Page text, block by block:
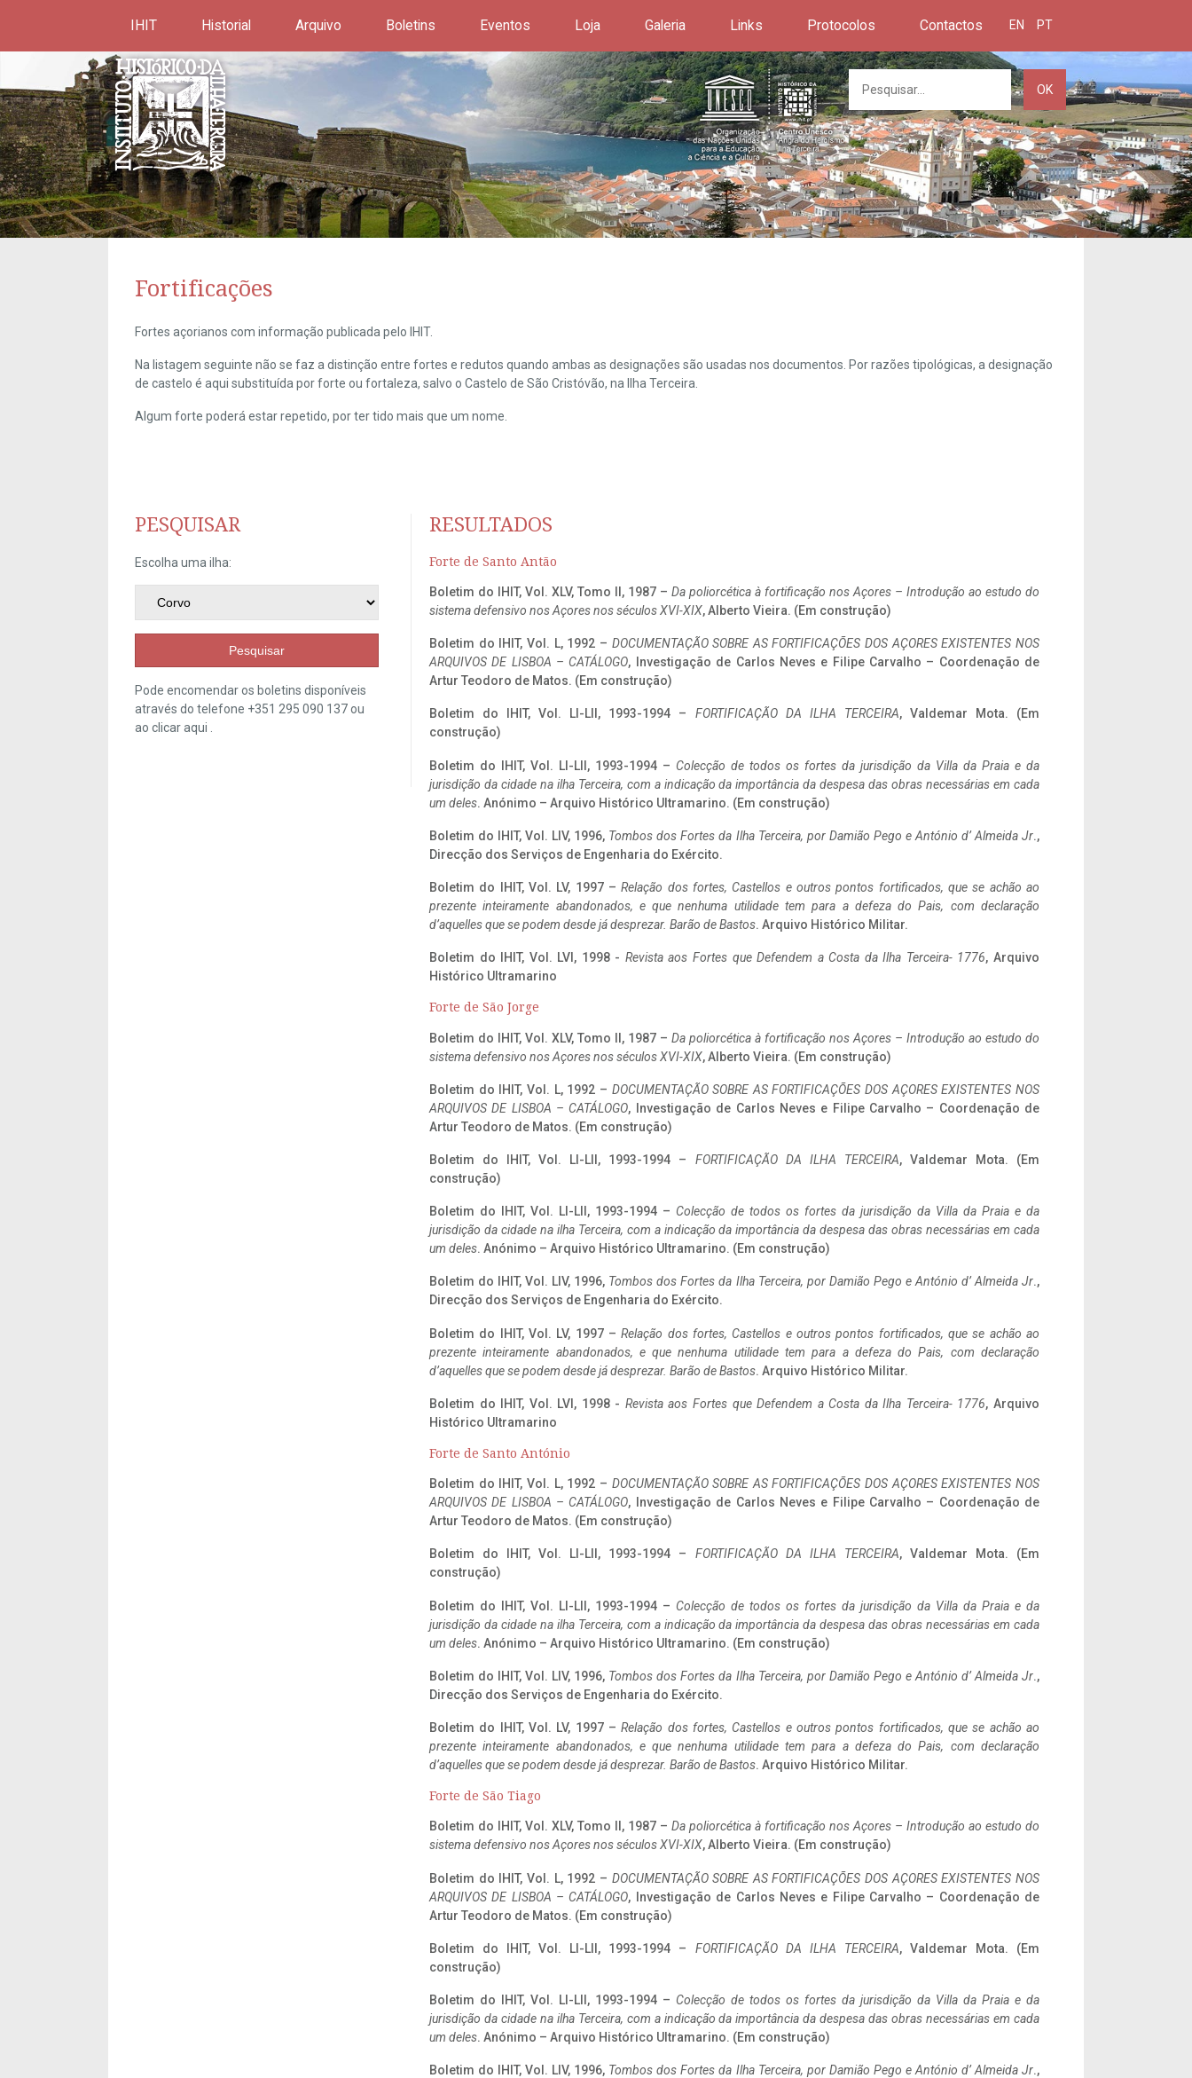
IHIT Historial Arquivo Boletins Eventos Loja Galeria Links Protocolos Contactos EN PT
OK
Fortificações
Fortes açorianos com informação publicada pelo IHIT.
Na listagem seguinte não se faz a distinção entre fortes e redutos quando ambas as designações são usadas nos documentos. Por razões tipológicas, a designação
de castelo é aqui substituída por forte ou fortaleza, salvo o Castelo de São Cristóvão, na Ilha Terceira.
Algum forte poderá estar repetido, por ter tido mais que um nome.
PESQUISAR
Escolha uma ilha:
Pesquisar
Pode encomendar os boletins disponíveis
através do telefone +351 295 090 137 ou
ao clicaraqui
RESULTADOS
Forte de Santo Antão
Boletim do IHIT, Vol. XLV, Tomo II, 1987 – Da poliorcética à fortificação nos Açores – Introdução ao estudo do
sistema defensivo nos Açores nos séculos XVI-XIX, Alberto Vieira. (Em construção)
Boletim do IHIT, Vol. L, 1992 – DOCUMENTAÇÃO SOBRE AS FORTIFICAÇÕES DOS AÇORES EXISTENTES NOS
ARQUIVOS DE LISBOA – CATÁLOGO, Investigação de Carlos Neves e Filipe Carvalho – Coordenação de
Artur Teodoro de Matos. (Em construção)
Boletim do IHIT, Vol. LI-LII, 1993-1994 – FORTIFICAÇÃO DA ILHA TERCEIRA, Valdemar Mota. (Em
construção)
Boletim do IHIT, Vol. LI-LII, 1993-1994 – Colecção de todos os fortes da jurisdição da Villa da Praia e da
jurisdição da cidade na ilha Terceira, com a indicação da importância da despesa das obras necessárias em cada
um deles. Anónimo – Arquivo Histórico Ultramarino. (Em construção)
Boletim do IHIT, Vol. LIV, 1996, Tombos dos Fortes da Ilha Terceira, por Damião Pego e António d’ Almeida Jr.,
Direcção dos Serviços de Engenharia do Exército.
Boletim do IHIT, Vol. LV, 1997 –Relação dos fortes, Castellos e outros pontos fortificados, que se achão ao
prezente inteiramente abandonados, e que nenhuma utilidade tem para a defeza do Pais, com declaração
d’aquelles que se podem desde já desprezar. Barão de Bastos. Arquivo Histórico Militar.
Boletim do IHIT, Vol. LVI, 1998 - Revista aos Fortes que Defendem a Costa da Ilha Terceira- 1776, Arquivo
Histórico Ultramarino
Forte de São Jorge
Boletim do IHIT, Vol. XLV, Tomo II, 1987 – Da poliorcética à fortificação nos Açores – Introdução ao estudo do
sistema defensivo nos Açores nos séculos XVI-XIX, Alberto Vieira. (Em construção)
Boletim do IHIT, Vol. L, 1992 – DOCUMENTAÇÃO SOBRE AS FORTIFICAÇÕES DOS AÇORES EXISTENTES NOS
ARQUIVOS DE LISBOA – CATÁLOGO, Investigação de Carlos Neves e Filipe Carvalho – Coordenação de
Artur Teodoro de Matos. (Em construção)
Boletim do IHIT, Vol. LI-LII, 1993-1994 – FORTIFICAÇÃO DA ILHA TERCEIRA, Valdemar Mota. (Em
construção)
Boletim do IHIT, Vol. LI-LII, 1993-1994 – Colecção de todos os fortes da jurisdição da Villa da Praia e da
jurisdição da cidade na ilha Terceira, com a indicação da importância da despesa das obras necessárias em cada
um deles. Anónimo – Arquivo Histórico Ultramarino. (Em construção)
Boletim do IHIT, Vol. LIV, 1996, Tombos dos Fortes da Ilha Terceira, por Damião Pego e António d’ Almeida Jr.,
Direcção dos Serviços de Engenharia do Exército.
Boletim do IHIT, Vol. LV, 1997 –Relação dos fortes, Castellos e outros pontos fortificados, que se achão ao
prezente inteiramente abandonados, e que nenhuma utilidade tem para a defeza do Pais, com declaração
d’aquelles que se podem desde já desprezar. Barão de Bastos. Arquivo Histórico Militar.
Boletim do IHIT, Vol. LVI, 1998 - Revista aos Fortes que Defendem a Costa da Ilha Terceira- 1776, Arquivo
Histórico Ultramarino
Forte de Santo António
Boletim do IHIT, Vol. L, 1992 – DOCUMENTAÇÃO SOBRE AS FORTIFICAÇÕES DOS AÇORES EXISTENTES NOS
ARQUIVOS DE LISBOA – CATÁLOGO, Investigação de Carlos Neves e Filipe Carvalho – Coordenação de
Artur Teodoro de Matos. (Em construção)
Boletim do IHIT, Vol. LI-LII, 1993-1994 – FORTIFICAÇÃO DA ILHA TERCEIRA, Valdemar Mota. (Em
construção)
Boletim do IHIT, Vol. LI-LII, 1993-1994 – Colecção de todos os fortes da jurisdição da Villa da Praia e da
jurisdição da cidade na ilha Terceira, com a indicação da importância da despesa das obras necessárias em cada
um deles. Anónimo – Arquivo Histórico Ultramarino. (Em construção)
Boletim do IHIT, Vol. LIV, 1996, Tombos dos Fortes da Ilha Terceira, por Damião Pego e António d’ Almeida Jr.,
Direcção dos Serviços de Engenharia do Exército.
Boletim do IHIT, Vol. LV, 1997 –Relação dos fortes, Castellos e outros pontos fortificados, que se achão ao
prezente inteiramente abandonados, e que nenhuma utilidade tem para a defeza do Pais, com declaração
d’aquelles que se podem desde já desprezar. Barão de Bastos. Arquivo Histórico Militar.
Forte de São Tiago
Boletim do IHIT, Vol. XLV, Tomo II, 1987 – Da poliorcética à fortificação nos Açores – Introdução ao estudo do
sistema defensivo nos Açores nos séculos XVI-XIX, Alberto Vieira. (Em construção)
Boletim do IHIT, Vol. L, 1992 – DOCUMENTAÇÃO SOBRE AS FORTIFICAÇÕES DOS AÇORES EXISTENTES NOS
ARQUIVOS DE LISBOA – CATÁLOGO, Investigação de Carlos Neves e Filipe Carvalho – Coordenação de
Artur Teodoro de Matos. (Em construção)
Boletim do IHIT, Vol. LI-LII, 1993-1994 – FORTIFICAÇÃO DA ILHA TERCEIRA, Valdemar Mota. (Em
construção)
Boletim do IHIT, Vol. LI-LII, 1993-1994 – Colecção de todos os fortes da jurisdição da Villa da Praia e da
jurisdição da cidade na ilha Terceira, com a indicação da importância da despesa das obras necessárias em cada
um deles. Anónimo – Arquivo Histórico Ultramarino. (Em construção)
Boletim do IHIT, Vol. LIV, 1996, Tombos dos Fortes da Ilha Terceira, por Damião Pego e António d’ Almeida Jr.,